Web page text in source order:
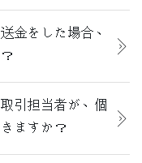
金をした場合、
引担当者が、個
ますか？